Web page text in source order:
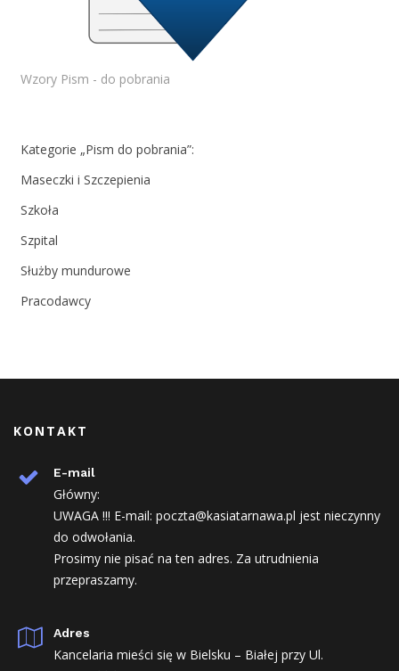
Wzory Pism - do pobrania
Kategorie „Pism do pobrania”:
Maseczki i Szczepienia
Szkoła
Szpital
Służby mundurowe
Pracodawcy
KONTAKT
E-mail
Główny:
UWAGA !!! E-mail: poczta@kasiatarnawa.pl jest nieczynny
do odwołania.
Prosimy nie pisać na ten adres. Za utrudnienia
przepraszamy.
Adres
Kancelaria mieści się w Bielsku – Białej przy Ul.